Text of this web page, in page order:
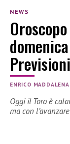
NEWS
ENRICO MADDALENA
Oggi il Toro è
ma con